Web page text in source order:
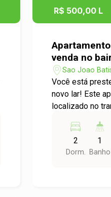
R$ 500,00 L
venda no
Batista em
Sao Joao
Você está
novo lar! Este
localizado no
quem busca
Características
Dormitórios: 2
2
Dorm.
1
Banho